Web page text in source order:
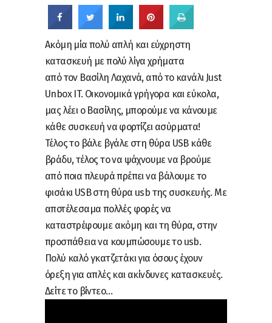
Ακόμη μία πολύ απλή και εύχρηστη
κατασκευή με πολύ λίγα χρήματα
από τον Βασίλη Λαχανά, από το κανάλι Just
Unbox IT. Οικονομικά γρήγορα και εύκολα,
μας λέει ο Βασίλης, μπορούμε να κάνουμε
κάθε συσκευή να φορτίζει ασύρματα!
Τέλος το βάλε βγάλε στη θύρα USB κάθε
βράδυ, τέλος το να ψάχνουμε να βρούμε
από ποια πλευρά πρέπει να βάλουμε το
φισάκι USB στη θύρα usb της συσκευής. Με
αποτέλεσαμα πολλές φορές να
καταστρέφουμε ακόμη και τη θύρα, στην
προσπάθεια να κουμπώσουμε το usb.
Πολύ καλό γκατζετάκι για όσους έχουν
όρεξη για απλές και ακίνδυνες κατασκευές.
Δείτε το βίντεο…